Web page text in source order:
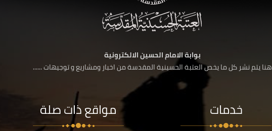
بوابة الامام الحسين الالكترونية
هنا يتم نشر كل ما يخص العتبة الحسينية المقدسة من اخبار ومشاريع و توجيهات ......
خدمات مواقع ذات صلة